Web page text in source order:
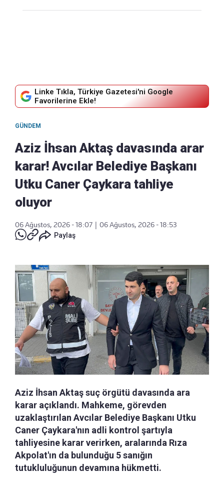
Linke Tıkla, Türkiye Gazetesi'ni Google
Favorilerine Ekle!
GÜNDEM
Aziz İhsan Aktaş davasında arar
karar! Avcılar Belediye Başkanı
Utku Caner Çaykara tahliye
oluyor
06 Ağustos, 2026 - 18:07
06 Ağustos, 2026 - 18:53
Paylaş
Aziz İhsan Aktaş suç örgütü davasında ara
karar açıklandı. Mahkeme, görevden
uzaklaştırılan Avcılar Belediye Başkanı Utku
Caner Çaykara'nın adli kontrol şartıyla
tahliyesine karar verirken, aralarında Rıza
Akpolat'ın da bulunduğu 5 sanığın
tutukluluğunun devamına hükmetti.